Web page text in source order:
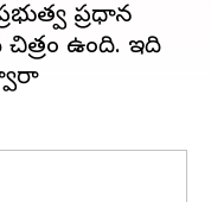
ప్రధాన
ఉంది. ఇది